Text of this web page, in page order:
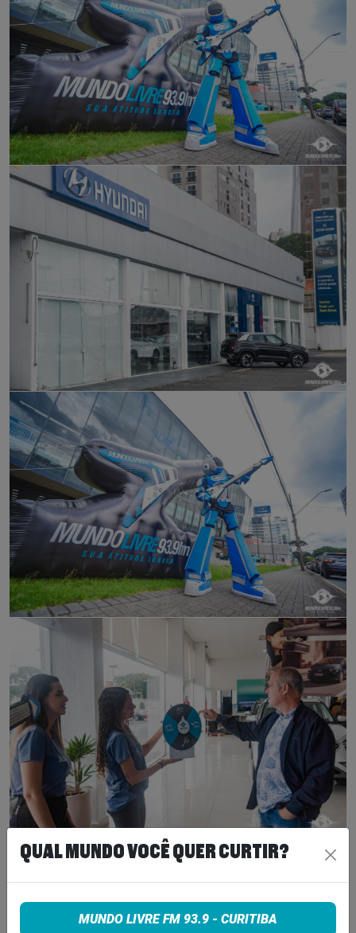
QUAL MUNDO VOCÊ QUER CURTIR?
MUNDO LIVRE FM 93.9 - CURITIBA